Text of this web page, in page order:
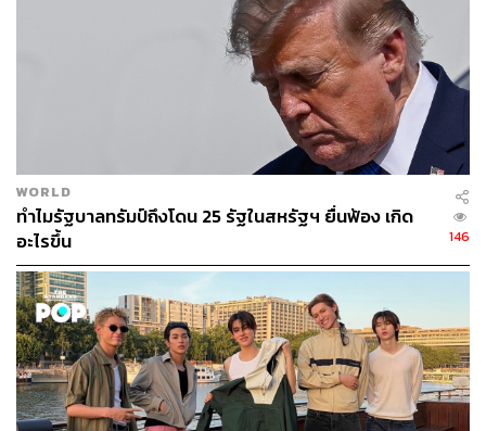
WORLD
ทำไมรัฐบาลทรัมป์ถึงโดน 25 รัฐในสหรัฐฯ ยื่นฟ้อง เกิด
อะไรขึ้น
146